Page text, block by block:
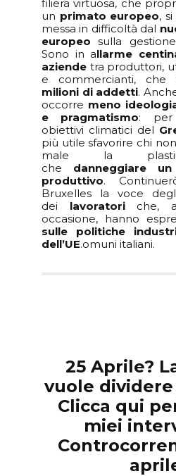
filiera virtuosa, che
un primato europeo,
messa in difficoltà dal
europeo sulla
Sono in allarme
aziende tra produttori,
e commercianti, che
milioni di addetti.
occorre meno
e
pragmatismo: per
obiettivi climatici del
più utile sfavorire chi
male la
che danneggiare
produttivo.
Bruxelles la voce
dei lavoratori che,
occasione, hanno
sulle politiche
dell’UE.omuni italiani.
25 Aprile?
vuole
Clicca qui
miei